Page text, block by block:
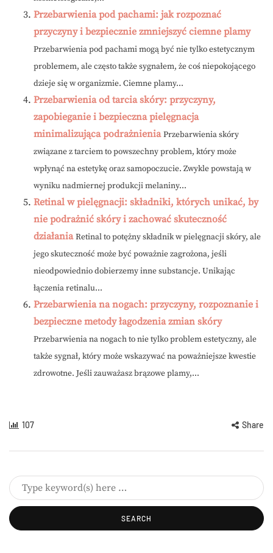
Przebarwienia pod pachami: jak rozpoznać
przyczyny i bezpiecznie zmniejszyć ciemne plamy
Przebarwienia pod pachami mogą być nie tylko estetycznym
problemem, ale często także sygnałem, że coś niepokojącego
dzieje się w organizmie. Ciemne plamy...
Przebarwienia od tarcia skóry: przyczyny,
zapobieganie i bezpieczna pielęgnacja
minimalizująca podrażnienia Przebarwienia skóry
związane z tarciem to powszechny problem, który może
wpłynąć na estetykę oraz samopoczucie. Zwykle powstają w
wyniku nadmiernej produkcji melaniny...
Retinal w pielęgnacji: składniki, których unikać, by
nie podrażnić skóry i zachować skuteczność
działania Retinal to potężny składnik w pielęgnacji skóry, ale
jego skuteczność może być poważnie zagrożona, jeśli
nieodpowiednio dobierzemy inne substancje. Unikając
łączenia retinalu...
Przebarwienia na nogach: przyczyny, rozpoznanie i
bezpieczne metody łagodzenia zmian skóry
Przebarwienia na nogach to nie tylko problem estetyczny, ale
także sygnał, który może wskazywać na poważniejsze kwestie
zdrowotne. Jeśli zauważasz brązowe plamy,...
107 Share